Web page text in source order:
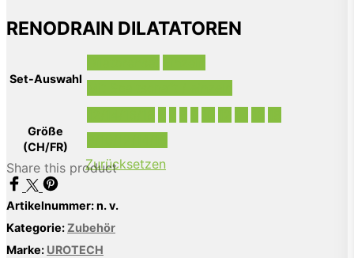
RENODRAIN DILATATOREN
Set-Auswahl
Größe
(CH/FR)
Zurücksetzen
Share this product
Artikelnummer:n. v.
Kategorie:Zubehör
Marke: UROTECH